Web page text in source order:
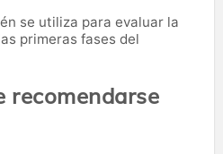
se utiliza para evaluar la
primeras fases del
recomendarse